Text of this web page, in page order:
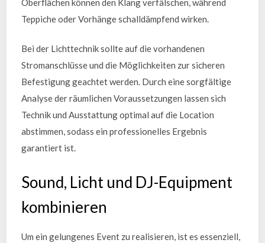
Teppiche oder Vorhänge schalldämpfend wirken.
Bei der Lichttechnik sollte auf die vorhandenen
Stromanschlüsse und die Möglichkeiten zur sicheren
Befestigung geachtet werden. Durch eine sorgfältige
Analyse der räumlichen Voraussetzungen lassen sich
Technik und Ausstattung optimal auf die Location
abstimmen, sodass ein professionelles Ergebnis
garantiert ist.
Sound, Licht und DJ-Equipment
kombinieren
Um ein gelungenes Event zu realisieren, ist es essenziell,